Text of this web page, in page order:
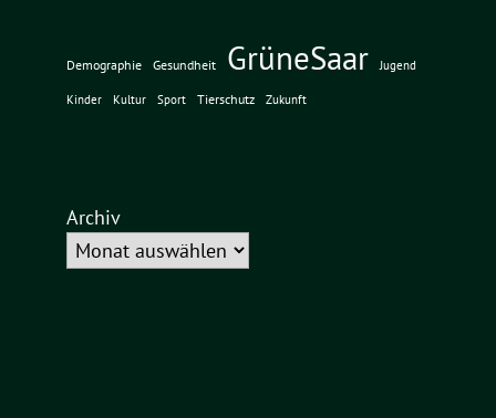
Demographie Gesundheit GrüneSaar Jugend
Kinder Kultur Sport Tierschutz Zukunft
Archiv